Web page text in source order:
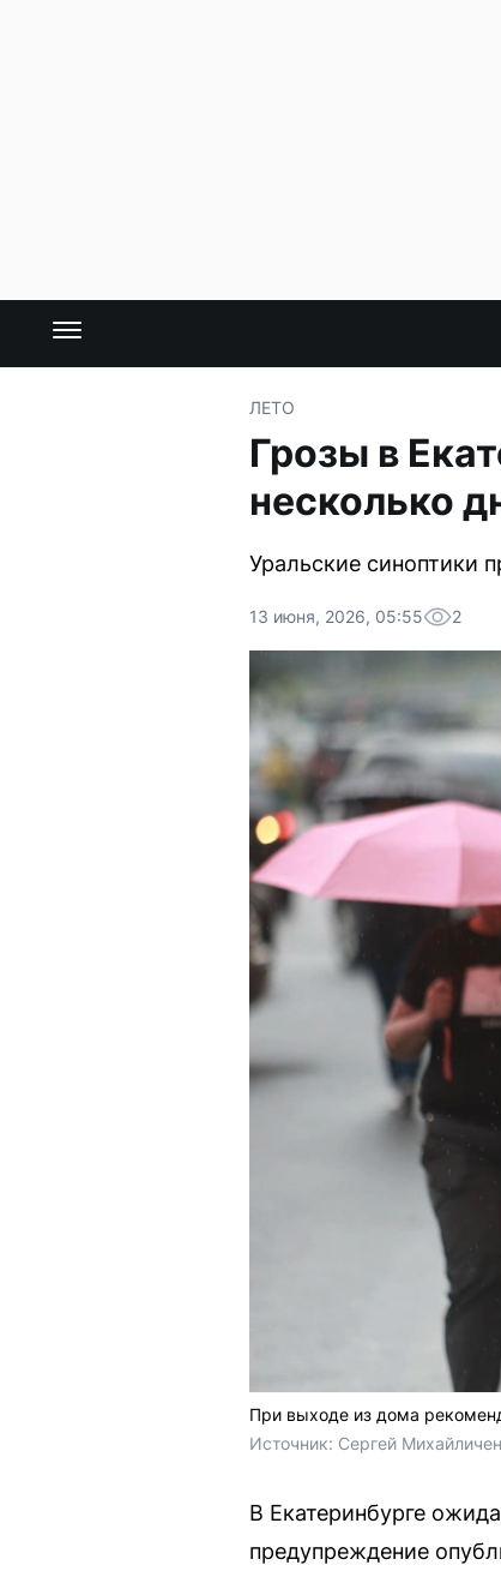
ЛЕТО
Грозы в
несколько
Уральские синоптики
13 июня, 2026, 05:55 2
При выходе из дома
Источник: Сергей
В Екатеринбурге
предупреждение